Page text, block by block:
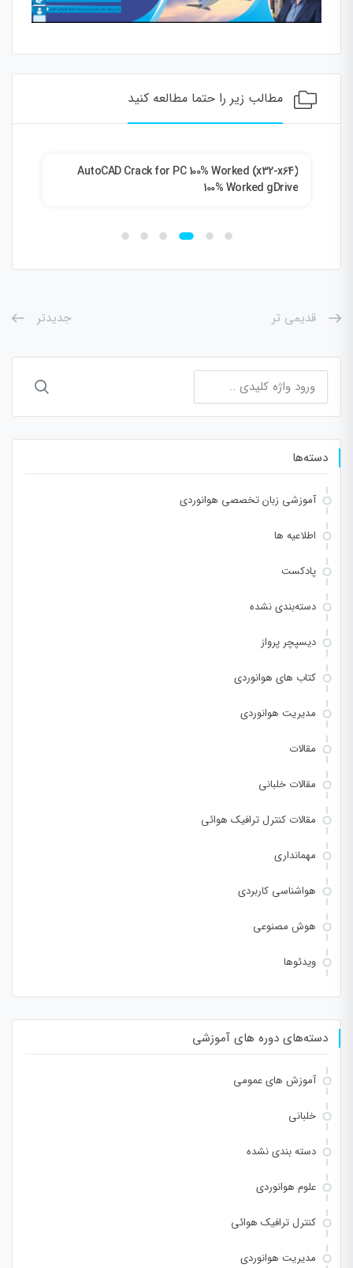
مطالب زیر را حتما مطالعه کنید
AutoCAD Crack for PC 100% Worked (x32-x64)
100% Worked gDrive
قدیمی تر جدیدتر
برای:
دسته‌ها
آموزشی زبان تخصصی هوانوردی
اطلاعیه ها
پادکست
دسته‌بندی نشده
دیسپچر پرواز
کتاب های هوانوردی
مدیریت هوانوردی
مقالات
مقالات خلبانی
مقالات کنترل ترافیک هوائی
مهمانداری
هواشناسی کاربردی
هوش مصنوعی
ویدئوها
دسته‌های دوره های آموزشی
آموزش های عمومی
خلبانی
دسته بندی نشده
علوم هوانوردی
کنترل ترافیک هوائی
مدیریت هوانوردی